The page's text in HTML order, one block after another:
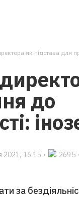
як підстава для
до
2021, 16:15 • 2695
за